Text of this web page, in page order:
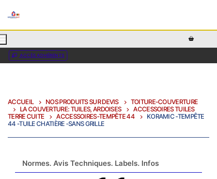
ACCÈS ADHÉRENTS
ACCUEIL NOS PRODUITS SUR DEVIS
TOITURE-COUVERTURE
LA COUVERTURE: TUILES, ARDOISES
ACCESSOIRES TUILES
TERRE CUITE
ACCESSOIRES-TEMPÊTE 44
KORAMIC -TEMPÊTE
44 -TUILE CHATIÈRE -SANS GRILLE
Normes. Avis Techniques. Labels. Infos